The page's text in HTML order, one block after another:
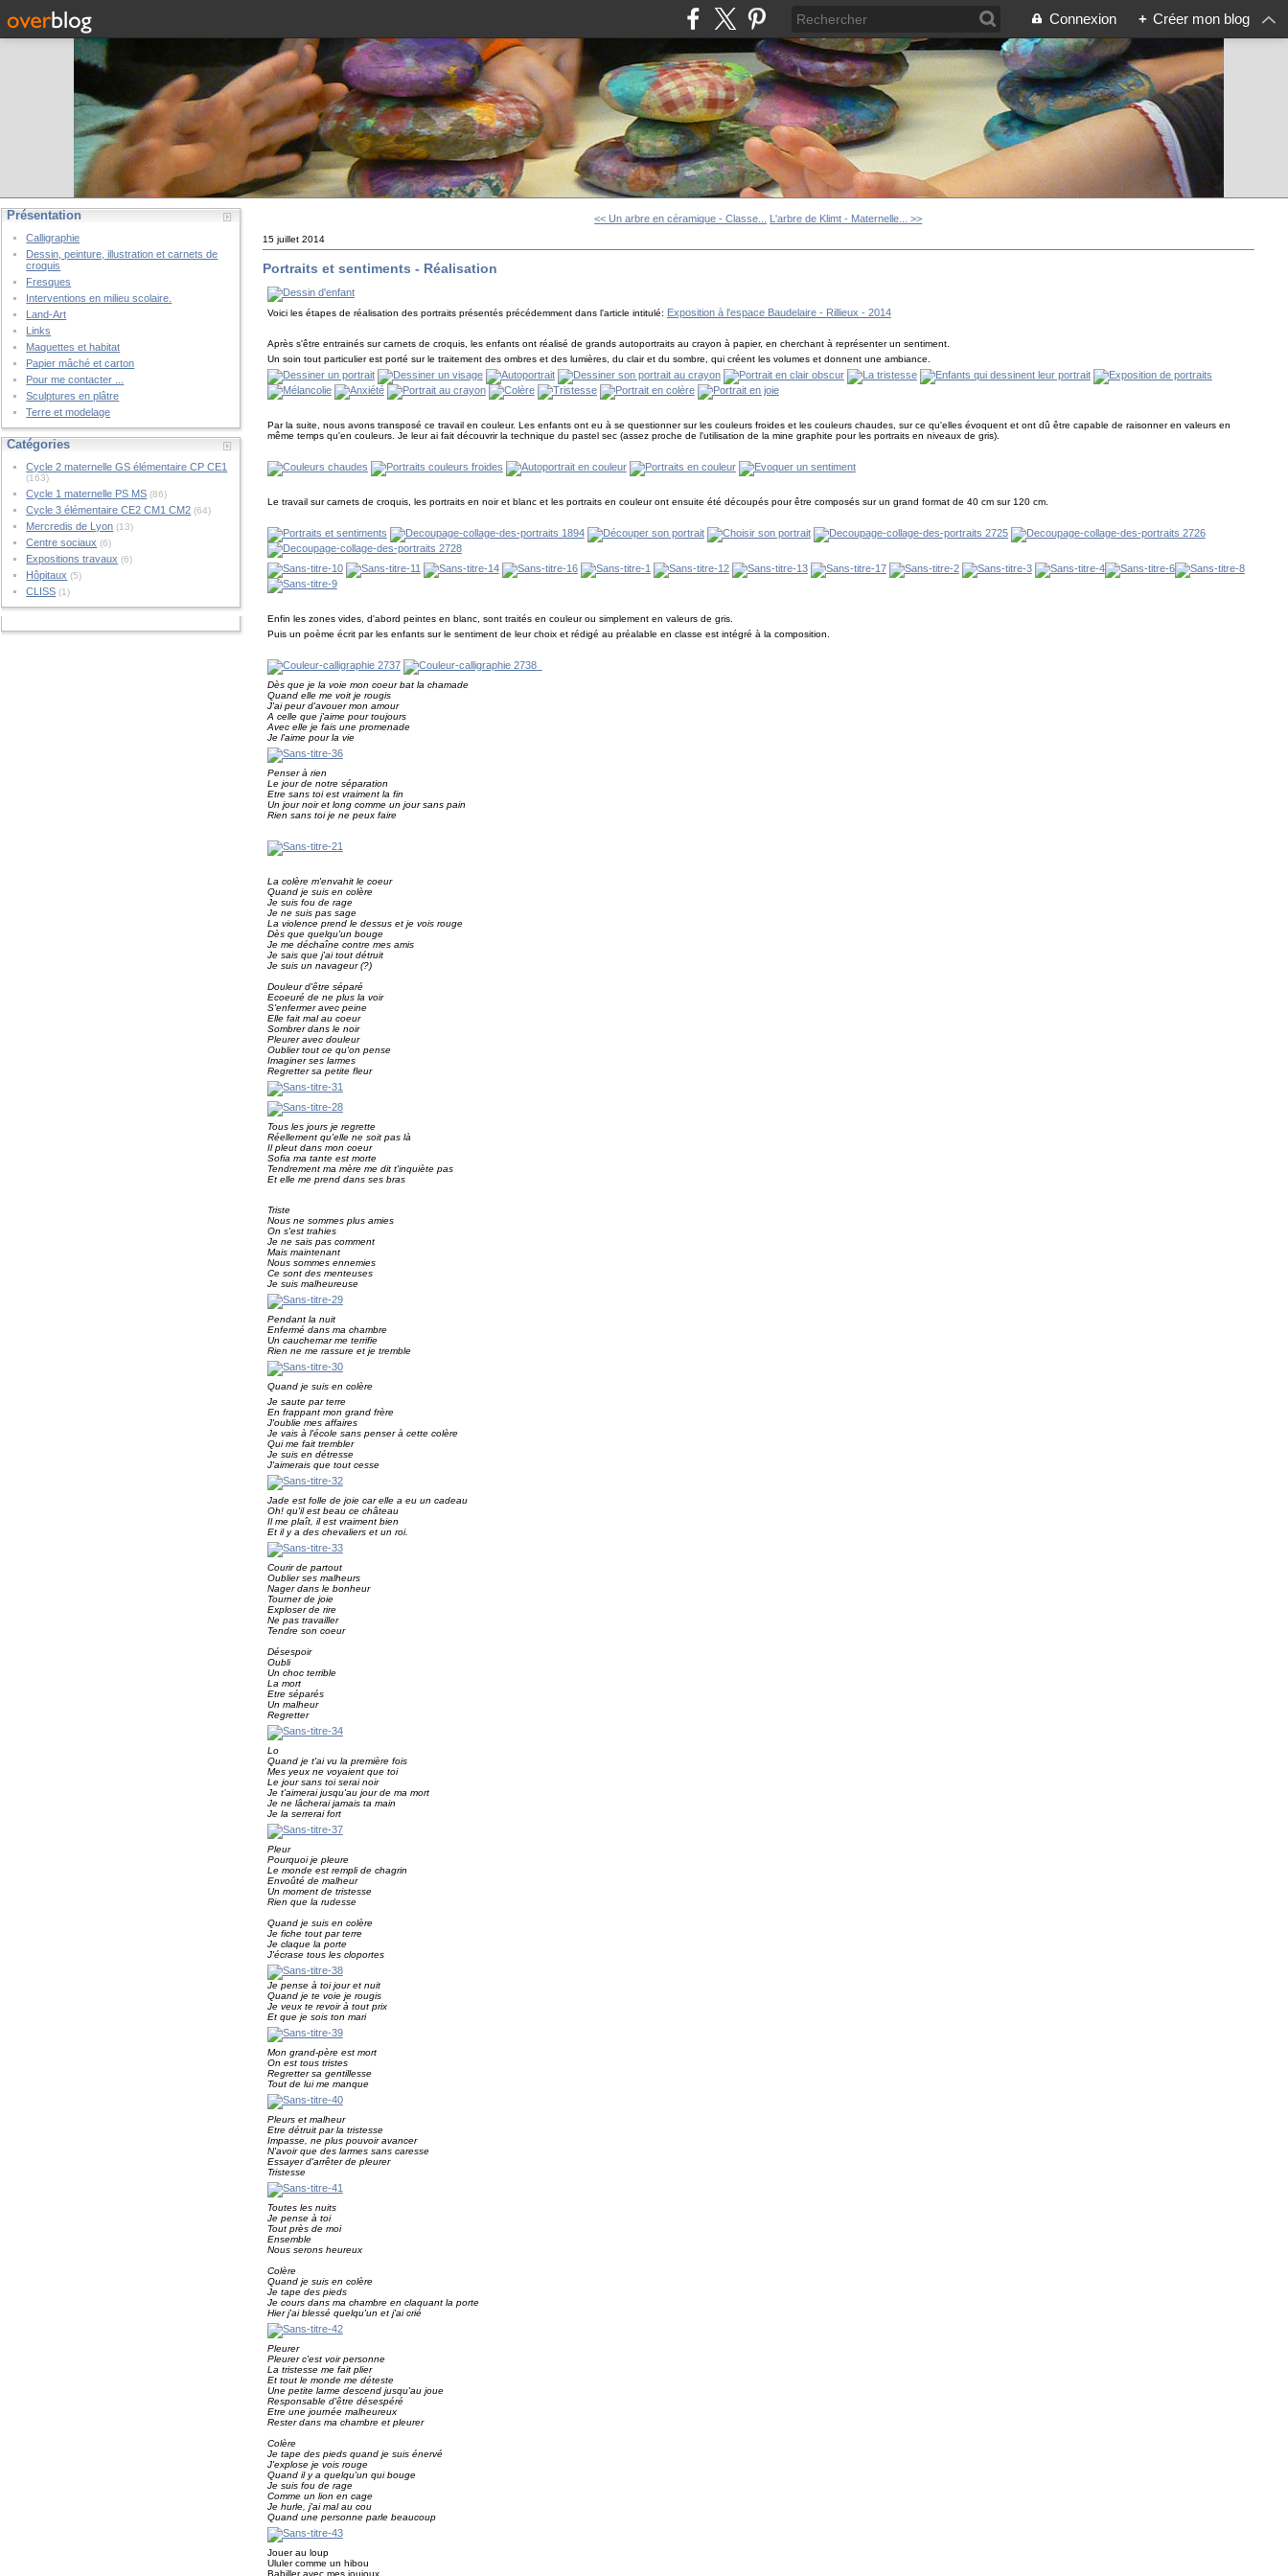
Connexion + Créer mon blog
Présentation
Calligraphie
Dessin, peinture, illustration et carnets de
croquis
Fresques
Interventions en milieu scolaire.
Land-Art
Links
Maquettes et habitat
Papier mâché et carton
Pour me contacter ...
Sculptures en plâtre
Terre et modelage
Catégories
Cycle 2 maternelle GS élémentaire CP CE1
(163)
Cycle 1 maternelle PS MS (86)
Cycle 3 élémentaire CE2 CM1 CM2 (64)
Mercredis de Lyon (13)
Centre sociaux (6)
Expositions travaux (6)
Hôpitaux (5)
CLISS (1)
<< Un arbre en céramique - Classe... L'arbre de Klimt - Maternelle... >>
15 juillet 2014
Portraits et sentiments - Réalisation
Voici les étapes de réalisation des portraits présentés précédemment dans l'article intitulé: Exposition à l'espace Baudelaire - Rillieux - 2014
Après s'être entrainés sur carnets de croquis, les enfants ont réalisé de grands autoportraits au crayon à papier, en cherchant à représenter un sentiment.
Un soin tout particulier est porté sur le traitement des ombres et des lumières, du clair et du sombre, qui créent les volumes et donnent une ambiance.
Par la suite, nous avons transposé ce travail en couleur. Les enfants ont eu à se questionner sur les couleurs froides et les couleurs chaudes, sur ce qu'elles évoquent et ont dû être capable de raisonner en valeurs en
même temps qu'en couleurs. Je leur ai fait découvrir la technique du pastel sec (assez proche de l'utilisation de la mine graphite pour les portraits en niveaux de gris).
Le travail sur carnets de croquis, les portraits en noir et blanc et les portraits en couleur ont ensuite été découpés pour être composés sur un grand format de 40 cm sur 120 cm.
Enfin les zones vides, d'abord peintes en blanc, sont traités en couleur ou simplement en valeurs de gris.
Puis un poème écrit par les enfants sur le sentiment de leur choix et rédigé au préalable en classe est intégré à la composition.
Dès que je la voie mon coeur bat la chamade
Quand elle me voit je rougis
J'ai peur d'avouer mon amour
A celle que j'aime pour toujours
Avec elle je fais une promenade
Je l'aime pour la vie
Penser à rien
Le jour de notre séparation
Etre sans toi est vraiment la fin
Un jour noir et long comme un jour sans pain
Rien sans toi je ne peux faire
La colère m'envahit le coeur
Quand je suis en colère
Je suis fou de rage
Je ne suis pas sage
La violence prend le dessus et je vois rouge
Dès que quelqu'un bouge
Je me déchaîne contre mes amis
Je sais que j'ai tout détruit
Je suis un navageur (?)
Douleur d'être séparé
Ecoeuré de ne plus la voir
S'enfermer avec peine
Elle fait mal au coeur
Sombrer dans le noir
Pleurer avec douleur
Oublier tout ce qu'on pense
Imaginer ses larmes
Regretter sa petite fleur
Tous les jours je regrette
Réellement qu'elle ne soit pas là
Il pleut dans mon coeur
Sofia ma tante est morte
Tendrement ma mère me dit t'inquiète pas
Et elle me prend dans ses bras
Triste
Nous ne sommes plus amies
On s'est trahies
Je ne sais pas comment
Mais maintenant
Nous sommes ennemies
Ce sont des menteuses
Je suis malheureuse
Pendant la nuit
Enfermé dans ma chambre
Un cauchemar me terrifie
Rien ne me rassure et je tremble
Quand je suis en colère
Je saute par terre
En frappant mon grand frère
J'oublie mes affaires
Je vais à l'école sans penser à cette colère
Qui me fait trembler
Je suis en détresse
J'aimerais que tout cesse
Jade est folle de joie car elle a eu un cadeau
Oh! qu'il est beau ce château
Il me plaît, il est vraiment bien
Et il y a des chevaliers et un roi.
Courir de partout
Oublier ses malheurs
Nager dans le bonheur
Tourner de joie
Exploser de rire
Ne pas travailler
Tendre son coeur
Désespoir
Oubli
Un choc terrible
La mort
Etre séparés
Un malheur
Regretter
Lo
Quand je t'ai vu la première fois
Mes yeux ne voyaient que toi
Le jour sans toi serai noir
Je t'aimerai jusqu'au jour de ma mort
Je ne lâcherai jamais ta main
Je la serrerai fort
Pleur
Pourquoi je pleure
Le monde est rempli de chagrin
Envoûté de malheur
Un moment de tristesse
Rien que la rudesse
Quand je suis en colère
Je fiche tout par terre
Je claque la porte
J'écrase tous les cloportes
Je pense à toi jour et nuit
Quand je te voie je rougis
Je veux te revoir à tout prix
Et que je sois ton mari
Mon grand-père est mort
On est tous tristes
Regretter sa gentillesse
Tout de lui me manque
Pleurs et malheur
Etre détruit par la tristesse
Impasse, ne plus pouvoir avancer
N'avoir que des larmes sans caresse
Essayer d'arrêter de pleurer
Tristesse
Toutes les nuits
Je pense à toi
Tout près de moi
Ensemble
Nous serons heureux
Colère
Quand je suis en colère
Je tape des pieds
Je cours dans ma chambre en claquant la porte
Hier j'ai blessé quelqu'un et j'ai crié
Pleurer
Pleurer c'est voir personne
La tristesse me fait plier
Et tout le monde me déteste
Une petite larme descend jusqu'au joue
Responsable d'être désespéré
Etre une journée malheureux
Rester dans ma chambre et pleurer
Colère
Je tape des pieds quand je suis énervé
J'explose je vois rouge
Quand il y a quelqu'un qui bouge
Je suis fou de rage
Comme un lion en cage
Je hurle, j'ai mal au cou
Quand une personne parle beaucoup
Jouer au loup
Ululer comme un hibou
Babiller avec mes joujoux